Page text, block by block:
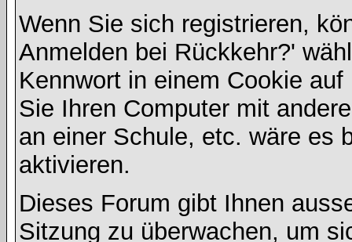
Wenn Sie sich registrieren,
Anmelden bei Rückkehr?'
Kennwort in einem Cookie
Sie Ihren Computer mit
an einer Schule, etc. wäre es
aktivieren.
Dieses Forum gibt Ihnen
Sitzung zu überwachen, um